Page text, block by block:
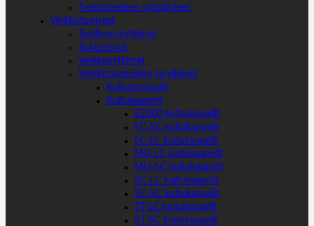
Tietokoneiden virtalähteet
Verkkotuotteet
Teollisuuskytkimet
Tukiasemat
Verkkokytkimet
Verkkotuotteiden tarvikkeet
Kuitumoduulit
Kuitukaapelit
E2000 kuitukaapelit
FC-SC kuitukaapelit
LC-LC kuitukaapelit
MU-LC kuitukaapelit
MU-SC kuitukaapelit
SC-LC kuitukaapelit
SC-SC kuitukaapelit
ST-LC kuitukaapelit
ST-SC kuitukaapelit